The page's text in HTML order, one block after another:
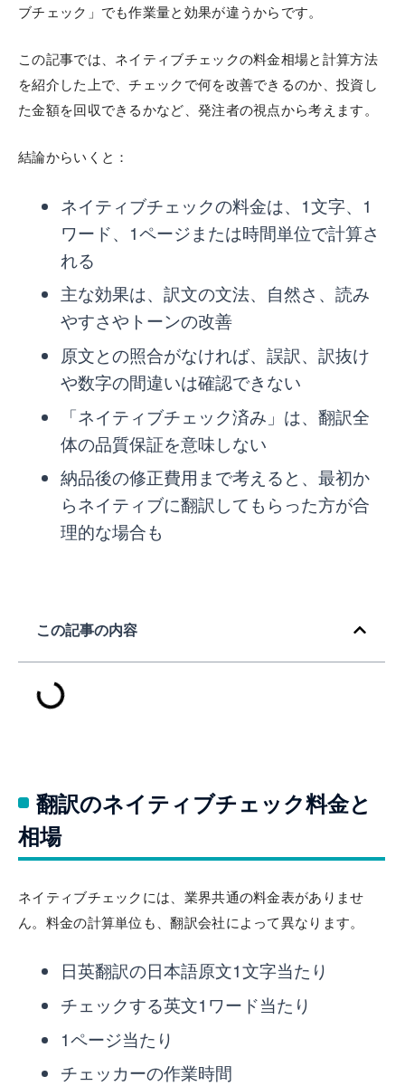
ブチェック」でも作業量と効果が違うからです。
この記事では、ネイティブチェックの料金相場と計算方法
を紹介した上で、チェックで何を改善できるのか、投資し
た金額を回収できるかなど、発注者の視点から考えます。
結論からいくと：
ネイティブチェックの料金は、1文字、1
ワード、1ページまたは時間単位で計算さ
れる
主な効果は、訳文の文法、自然さ、読み
やすさやトーンの改善
原文との照合がなければ、誤訳、訳抜け
や数字の間違いは確認できない
「ネイティブチェック済み」は、翻訳全
体の品質保証を意味しない
納品後の修正費用まで考えると、最初か
らネイティブに翻訳してもらった方が合
理的な場合も
この記事の内容
翻訳のネイティブチェック料金と
相場
ネイティブチェックには、業界共通の料金表がありませ
ん。料金の計算単位も、翻訳会社によって異なります。
日英翻訳の日本語原文1文字当たり
チェックする英文1ワード当たり
1ページ当たり
チェッカーの作業時間